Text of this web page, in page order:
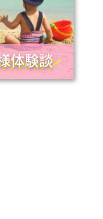
体験談